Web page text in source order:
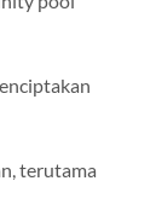
terutama